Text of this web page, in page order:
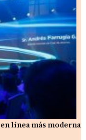
línea más moderna